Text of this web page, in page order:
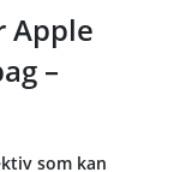
Apple
–
som kan